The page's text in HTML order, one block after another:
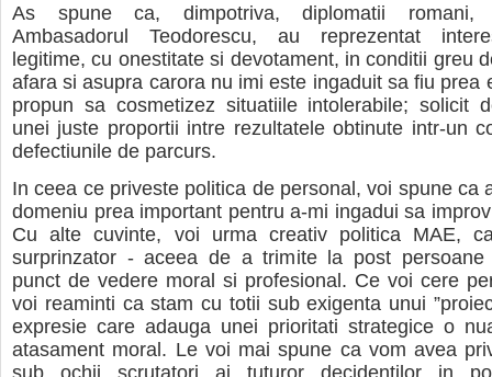
As spune ca, dimpotriva, diplomatii romani,
Ambasadorul Teodorescu, au reprezentat
legitime, cu onestitate si devotament, in conditii greu
afara si asupra carora nu imi este ingaduit sa fiu prea
propun sa cosmetizez situatiile intolerabile; solicit
unei juste proportii intre rezultatele obtinute intr-un
defectiunile de parcurs.
In ceea ce priveste politica de personal, voi spune ca
domeniu prea important pentru a-mi ingadui sa
Cu alte cuvinte, voi urma creativ politica MAE,
surprinzator - aceea de a trimite la post persoane
punct de vedere moral si profesional. Ce voi cere
voi reaminti ca stam cu totii sub exigenta unui
expresie care adauga unei prioritati strategice o
atasament moral. Le voi mai spune ca vom avea
sub ochii scrutatori ai tuturor decidentilor in